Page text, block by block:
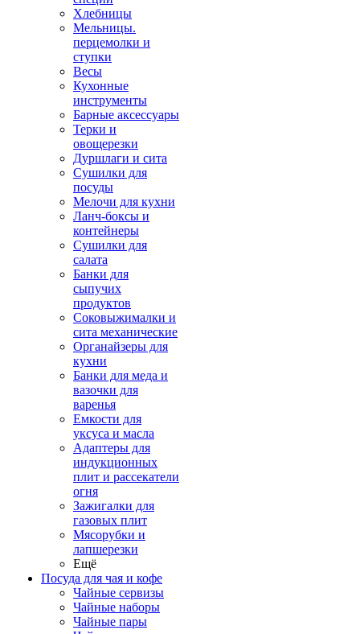
Хлебницы
Мельницы.
перцемолки и
ступки
Весы
Кухонные
инструменты
Барные аксессуары
Терки и
овощерезки
Дуршлаги и сита
Сушилки для
посуды
Мелочи для кухни
Ланч-боксы и
контейнеры
Сушилки для
салата
Банки для
сыпучих
продуктов
Соковыжималки и
сита механические
Органайзеры для
кухни
Банки для меда и
вазочки для
варенья
Емкости для
уксуса и масла
Адаптеры для
индукционных
плит и рассекатели
огня
Зажигалки для
газовых плит
Мясорубки и
лапшерезки
Ещё
Посуда для чая и кофе
Чайные сервизы
Чайные наборы
Чайные пары